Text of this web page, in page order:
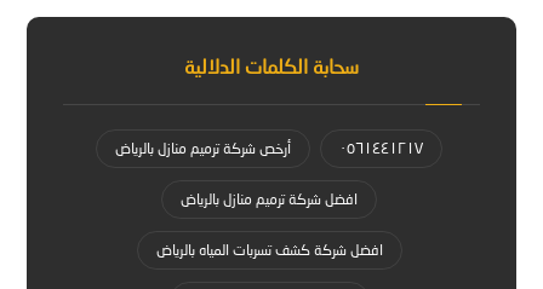
سحابة الكلمات الدلالية
٠٥٦١٤٤١٢١٧ أرخص شركة ترميم منازل بالرياض
افضل شركة ترميم منازل بالرياض
افضل شركة كشف تسربات المياه بالرياض